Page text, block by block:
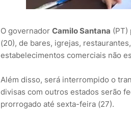
O governador Camilo Santana (PT)
(20), de bares, igrejas,
estabelecimentos comerciais não
Além disso, será interrompido o
divisas com outros estados serão
prorrogado até sexta-feira (27).